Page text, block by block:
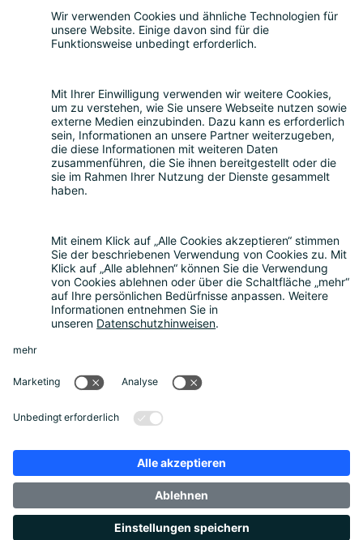
Mengenmeldung
Entsorgung
Beratung
Handelsrücknahme
Service für Batterien
Service für Verpackungen
Fragen und Antworten
FAQ
Kostenrechner
Downloads
Mediathek
Aktuelles und Termine
News
Über uns
Unternehmen
Unser Beirat
Impressum
Unternehmensbroschüre
Footer Links